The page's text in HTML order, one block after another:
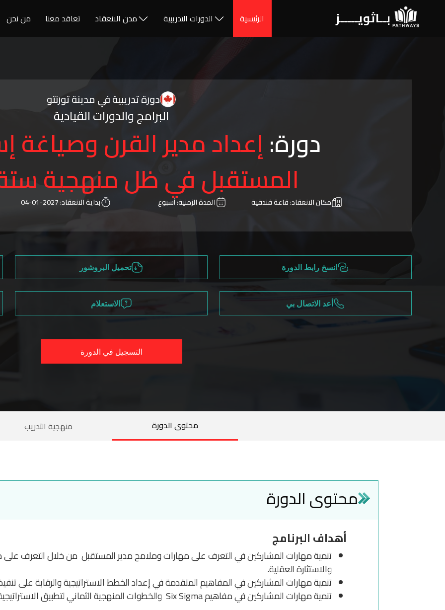
بــاثويـــــز الرئيسية الدورات التدريبية مدن الانعقاد تعاقد معنا من نحن
دورة تدريبية في مدينة تورنتو
البرامج والدورات القيادية
دورة:إعداد مدير القرن وصياغة
المستقبل في ظل منهجية
مكان الانعقاد:قاعة فندقية المدة الزمنية:أسبوع بداية الانعقاد:2027-01-04
انسخ رابط الدورة تحميل البروشور
أعد الاتصال بي الاستعلام
التسجيل في الدورة
محتوى الدورة منهجية التدريب
محتوى الدورة
أهداف البرنامج
تنمية مهارات المشاركين في التعرف على مهارات وملامح مدير المستقبل من خلال التعرف على
والاستثارة العقلية.
تنمية مهارات المشاركين في المفاهيم المتقدمة في إعداد الخطط الاستراتيجية والرقابة على تنفيذ
تنمية مهارات المشاركين في مفاهيم Six Sigma والخطوات المنهجية الثماني لتطبيق الاستراتيجية باستخدام ستة سيجما.